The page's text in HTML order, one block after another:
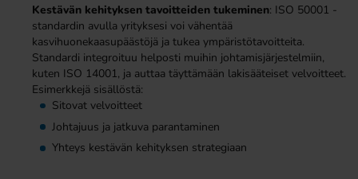
Kestävän kehityksen tavoitteiden tukeminen: ISO 50001 -
standardin avulla yrityksesi voi vähentää
kasvihuonekaasupäästöjä ja tukea ympäristötavoitteita.
Standardi integroituu helposti muihin johtamisjärjestelmiin,
kuten ISO 14001, ja auttaa täyttämään lakisääteiset velvoitteet.
Esimerkkejä sisällöstä:
Sitovat velvoitteet
Johtajuus ja jatkuva parantaminen
Yhteys kestävän kehityksen strategiaan